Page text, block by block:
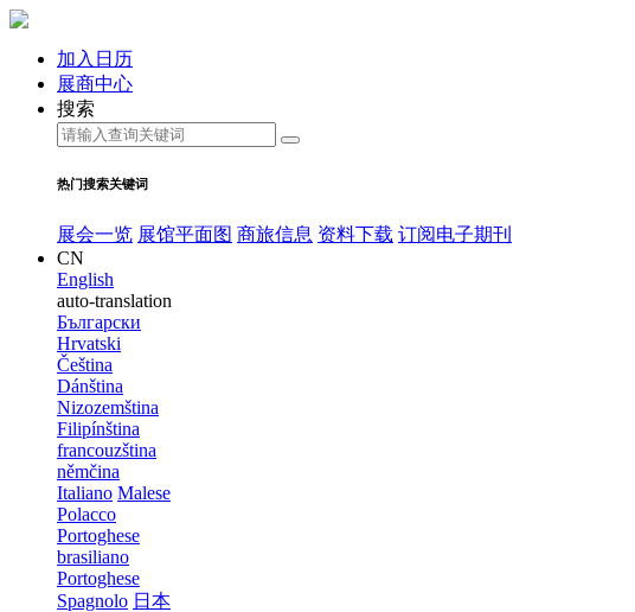
加入日历
展商中心
搜索
热门搜索关键词
展会一览 展馆平面图 商旅信息 资料下载 订阅电子期刊
CN
English
auto-translation
Български
Hrvatski
Čeština
Dánština
Nizozemština
Filipínština
francouzština
němčina
Italiano Malese
Polacco
Portoghese
brasiliano
Portoghese
Spagnolo 日本